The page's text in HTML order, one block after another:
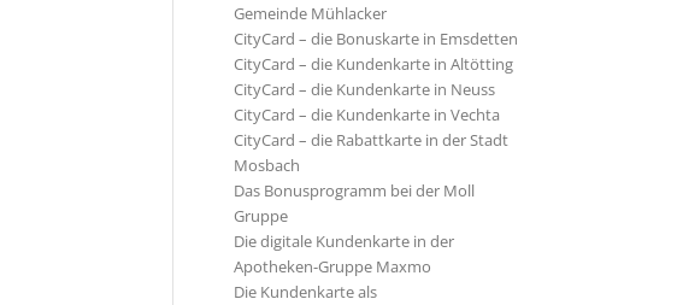
Gemeinde Mühlacker
CityCard – die Bonuskarte in Emsdetten
CityCard – die Kundenkarte in Altötting
CityCard – die Kundenkarte in Neuss
CityCard – die Kundenkarte in Vechta
CityCard – die Rabattkarte in der Stadt
Mosbach
Das Bonusprogramm bei der Moll
Gruppe
Die digitale Kundenkarte in der
Apotheken-Gruppe Maxmo
Die Kundenkarte als